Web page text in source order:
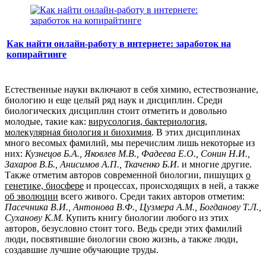
Как найти онлайн-работу в интернете: заработок на
копирайтинге
Естественные науки включают в себя химию, естествознание,
биологию и еще целый ряд наук и дисциплин. Среди
биологических дисциплин стоит отметить и довольно
молодые, такие как: вирусология, бактериология,
молекулярная биология и биохимия. В этих дисциплинах
много весомых фамилий, мы перечислим лишь некоторые из
них: Кузнецов Б.А., Яковлев М.В., Фадеева Е.О., Сонин Н.И.,
Захаров В.Б., Анисимов А.П., Ткаченко Б.И. и многие другие.
Также отметим авторов современной биологии, пишущих о
генетике, биосфере и процессах, происходящих в ней, а также
об эволюции всего живого. Среди таких авторов отметим:
Пасечника В.И., Антонова В.Ф., Цузмера А.М., Богданову Т.Л.,
Суханову К.М. Купить книгу биологии любого из этих
авторов, безусловно стоит того. Ведь среди этих фамилий
люди, посвятившие биологии свою жизнь, а также люди,
создавшие лучшие обучающие труды.